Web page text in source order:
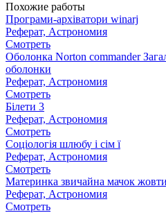
Похожие работы
Програми-архіватори winarj
Реферат, Астрономия
Смотреть
Оболонка Norton commander
оболонки
Реферат, Астрономия
Смотреть
Білети 3
Реферат, Астрономия
Смотреть
Соціологія шлюбу і сім ї
Реферат, Астрономия
Смотреть
Материнка звичайна мачок
Реферат, Астрономия
Смотреть